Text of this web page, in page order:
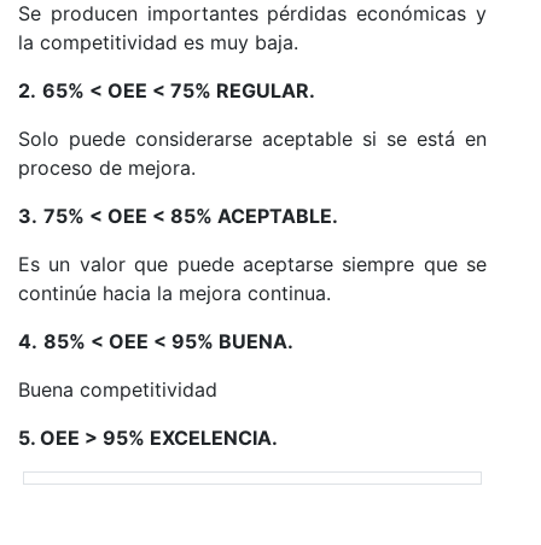
Se producen importantes pérdidas económicas y
la competitividad es muy baja.
2. 65% < OEE < 75% REGULAR.
Solo puede considerarse aceptable si se está en
proceso de mejora.
3. 75% < OEE < 85% ACEPTABLE.
Es un valor que puede aceptarse siempre que se
continúe hacia la mejora continua.
4. 85% < OEE < 95% BUENA.
Buena competitividad
5. OEE > 95% EXCELENCIA.